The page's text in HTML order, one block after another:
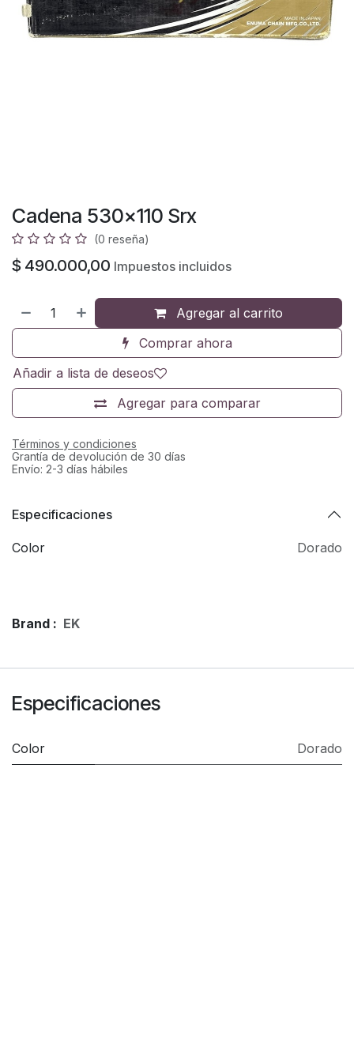
Cadena 530x110 Srx
(0 reseña)
$ 490.000,00 Impuestos incluidos
Agregar al carrito
Comprar ahora
Agregar para comparar
Añadir a lista de deseos
Términos y condiciones
Grantía de devolución de 30 días
Envío: 2-3 días hábiles
Especificaciones
Color Dorado
Brand : EK
Especificaciones
Color Dorado